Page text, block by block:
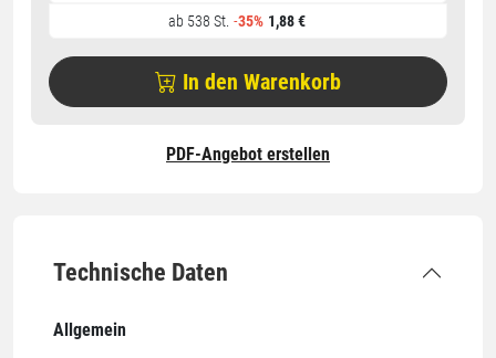
Technische Daten
Allgemein
ab 538 St. -35% 1,88 €
In den Warenkorb
PDF-Angebot erstellen